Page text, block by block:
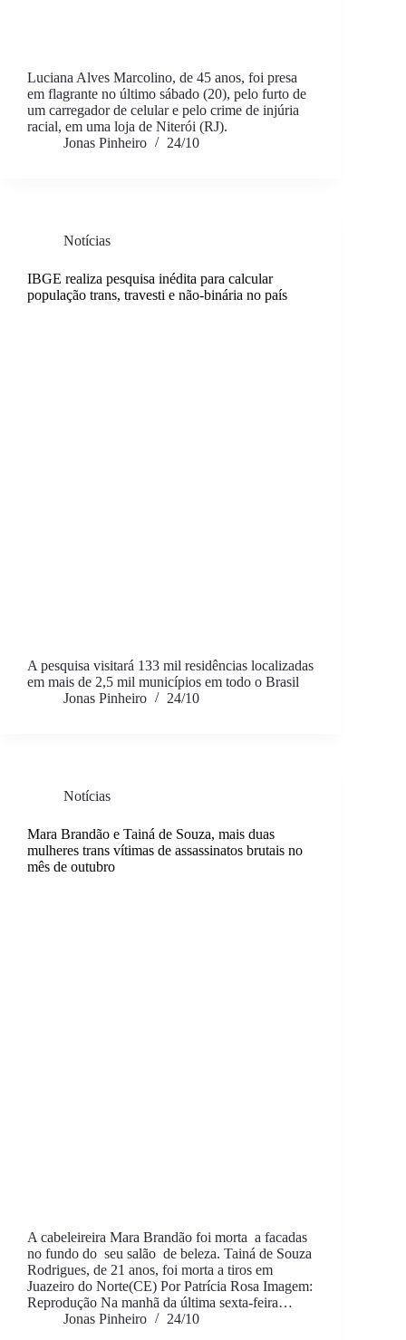
Luciana Alves Marcolino, de 45 anos, foi presa
em flagrante no último sábado (20), pelo furto de
um carregador de celular e pelo crime de injúria
racial, em uma loja de Niterói (RJ).
Jonas Pinheiro
24/10
Notícias
IBGE realiza pesquisa inédita para calcular
população trans, travesti e não-binária no país
A pesquisa visitará 133 mil residências localizadas
em mais de 2,5 mil municípios em todo o Brasil
Jonas Pinheiro
24/10
Notícias
Mara Brandão e Tainá de Souza, mais duas
mulheres trans vítimas de assassinatos brutais no
mês de outubro
A cabeleireira Mara Brandão foi morta a facadas
no fundo do seu salão de beleza. Tainá de Souza
Rodrigues, de 21 anos, foi morta a tiros em
Juazeiro do Norte(CE) Por Patrícia Rosa Imagem:
Reprodução Na manhã da última sexta-feira…
Jonas Pinheiro
24/10